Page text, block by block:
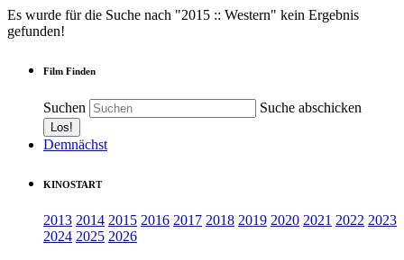
Es wurde für die Suche nach "2015 :: Western" kein Ergebnis
gefunden!
Film Finden
Suchen Suche abschicken
Demnächst
KINOSTART
2013 2014 2015 2016 2017 2018 2019 2020 2021 2022 2023
2024 2025 2026